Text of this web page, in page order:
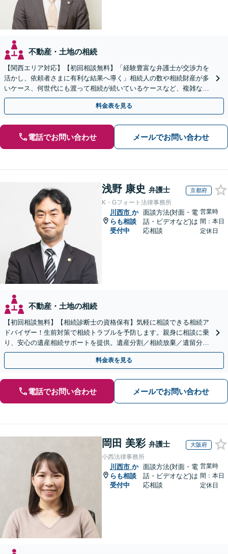
不動産・土地の相続
【関西エリア対応】【初回相談無料】「経験豊富な弁護士が交渉力を
活かし、依頼者さまに有利な結果へ導く」相続人の数や相続財産が多
いケース、何世代にも渡って相続が続いているケースなど、複雑な事
案でも対応！協議、調停、審判どのフェーズからも相談可
料金表を見る
電話でお問い合わせ メールでお問い合わせ
浅野 康史 弁護士 京都府
K・Gフォート法律事務所
川西市 か
らも相談
受付中
面談方法(対面・電
話・ビデオなど)は
応相談
営業時
間：本日
定休日
不動産・土地の相続
【初回相談無料】【相続診断士の資格保有】気軽に相談できる相続ア
ドバイザー！生前対策で相続トラブルを予防します。親身に相談に乗
り、安心の遺産相続サポートを提供。遺産分割／相続放棄／遺留分も
お任せ！【出張サポート】【完全個室】【丸太町駅6分】
料金表を見る
電話でお問い合わせ メールでお問い合わせ
岡田 美彩 弁護士 大阪府
小西法律事務所
川西市 か
らも相談
受付中
面談方法(対面・電
話・ビデオなど)は
応相談
営業時
間：本日
定休日